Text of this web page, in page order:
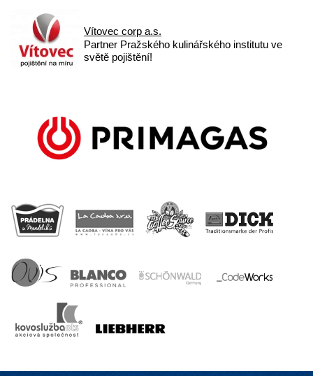
Vítovec corp a.s.
Partner Pražského kulinářského institutu ve
světě pojištění!